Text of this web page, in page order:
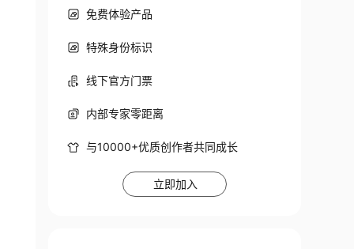
免费体验产品
特殊身份标识
线下官方门票
内部专家零距离
与10000+优质创作者共同成长
立即加入